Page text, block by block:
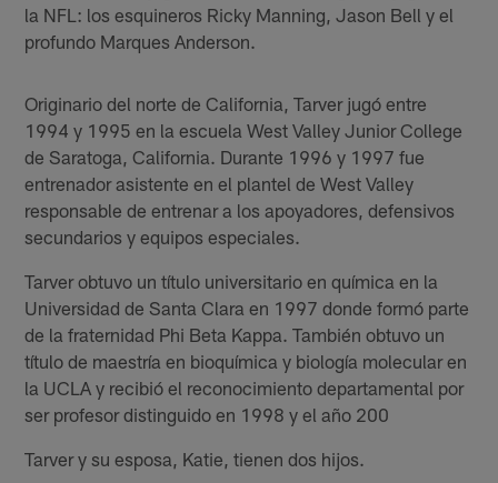
la NFL: los esquineros Ricky Manning, Jason Bell y el
profundo Marques Anderson.
Originario del norte de California, Tarver jugó entre
1994 y 1995 en la escuela West Valley Junior College
de Saratoga, California. Durante 1996 y 1997 fue
entrenador asistente en el plantel de West Valley
responsable de entrenar a los apoyadores, defensivos
secundarios y equipos especiales.
Tarver obtuvo un título universitario en química en la
Universidad de Santa Clara en 1997 donde formó parte
de la fraternidad Phi Beta Kappa. También obtuvo un
título de maestría en bioquímica y biología molecular en
la UCLA y recibió el reconocimiento departamental por
ser profesor distinguido en 1998 y el año 200
Tarver y su esposa, Katie, tienen dos hijos.